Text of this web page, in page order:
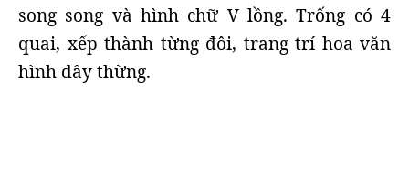
song song và hình chữ V lồng. Trống có 4
quai, xếp thành từng đôi, trang trí hoa văn
hình dây thừng.